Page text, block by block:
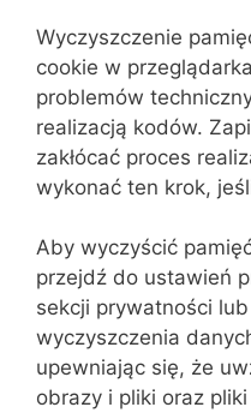
Wyczyszczenie
cookie w
problemów
realizacją kodów.
zakłócać proces
wykonać ten krok,
Aby wyczyścić
przejdź do ustawień
sekcji prywatności
wyczyszczenia
upewniając się, że
obrazy i pliki oraz